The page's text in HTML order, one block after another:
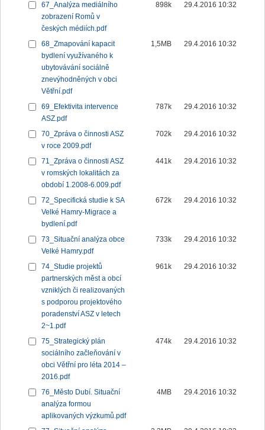
67_Analýza mediálního
zobrazení Romů v
českých médiích.pdf
898k 29.4.2016 10:32
68_Zmapování kapacit
bydlení využívaného k
ubytovávání sociálně
znevýhodněných v obci
Větřní.pdf
1,5MB 29.4.2016 10:32
69_Efektivita intervence
ASZ.pdf
787k 29.4.2016 10:32
70_Zpráva o činnosti ASZ
v roce 2009.pdf
702k 29.4.2016 10:32
71_Zpráva o činnosti ASZ
v romských lokalitách za
období 1.2008-6.009.pdf
441k 29.4.2016 10:32
72_Specifická studie k SA
Velké Hamry-Migrace a
bydlení.pdf
672k 29.4.2016 10:32
73_Situační analýza obce
Velké Hamry.pdf
733k 29.4.2016 10:32
74_Studie projektů
partnerských měst a obcí
vzniklých či realizovaných
s podporou projektového
poradenství ASZ v letech
2~1.pdf
961k 29.4.2016 10:32
75_Strategický plán
sociálního začleňování v
obci Větřní pro léta 2014 –
2016.pdf
474k 29.4.2016 10:32
76_Město Dubí. Situační
analýza formou
aplikovaných výzkumů.pdf
4MB 29.4.2016 10:32